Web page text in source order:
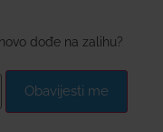
dođe na zalihu?
Obavijesti me